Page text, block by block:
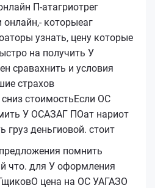
П-атагриотрег
которыеаг
узнать, цену которые
на получить У
сравахнить и условия
страхов
сниз стоимостьЕсли ОС
У ОСАЗАГ ПОат нариот
груз деньгиовой. стоит
помнить
что. для У оформления
цена на ОС УАГАЗО